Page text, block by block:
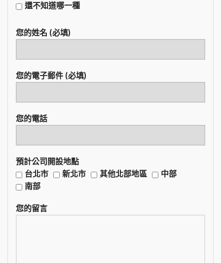
還不知道哪一種
您的姓名 (必填)
您的電子郵件 (必填)
您的電話
預計公司開設地點
台北市
新北市 其他北部地區
中部
南部
您的留言